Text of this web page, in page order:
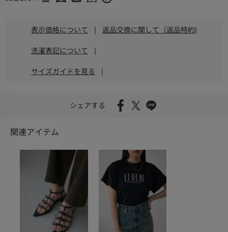
表示価格について | 返品交換に関して（返品特約)
洗濯表記について |
サイズガイドを見る |
シェアする
関連アイテム